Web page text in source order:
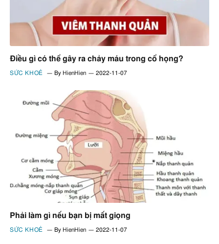
Điều gì có thể gây ra chảy máu trong cổ họng?
SỨC KHOẺ By HienHien 2022-11-07
Phải làm gì nếu bạn bị mất giọng
SỨC KHOẺ By HienHien 2022-11-07